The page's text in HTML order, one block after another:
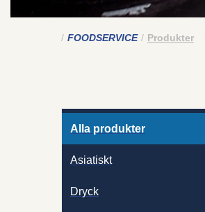
FOODSERVICE Produkter
Alla produkter
Asiatiskt
Dryck